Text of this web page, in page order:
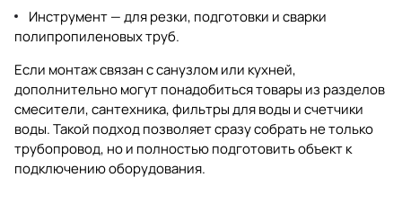
Инструмент— для резки, подготовки и сварки
полипропиленовых труб.
Если монтаж связан с санузлом или кухней,
дополнительно могут понадобиться товары из разделов
смесители,сантехника,фильтры для воды исчетчики
воды. Такой подход позволяет сразу собрать не только
трубопровод, но и полностью подготовить объект к
подключению оборудования.